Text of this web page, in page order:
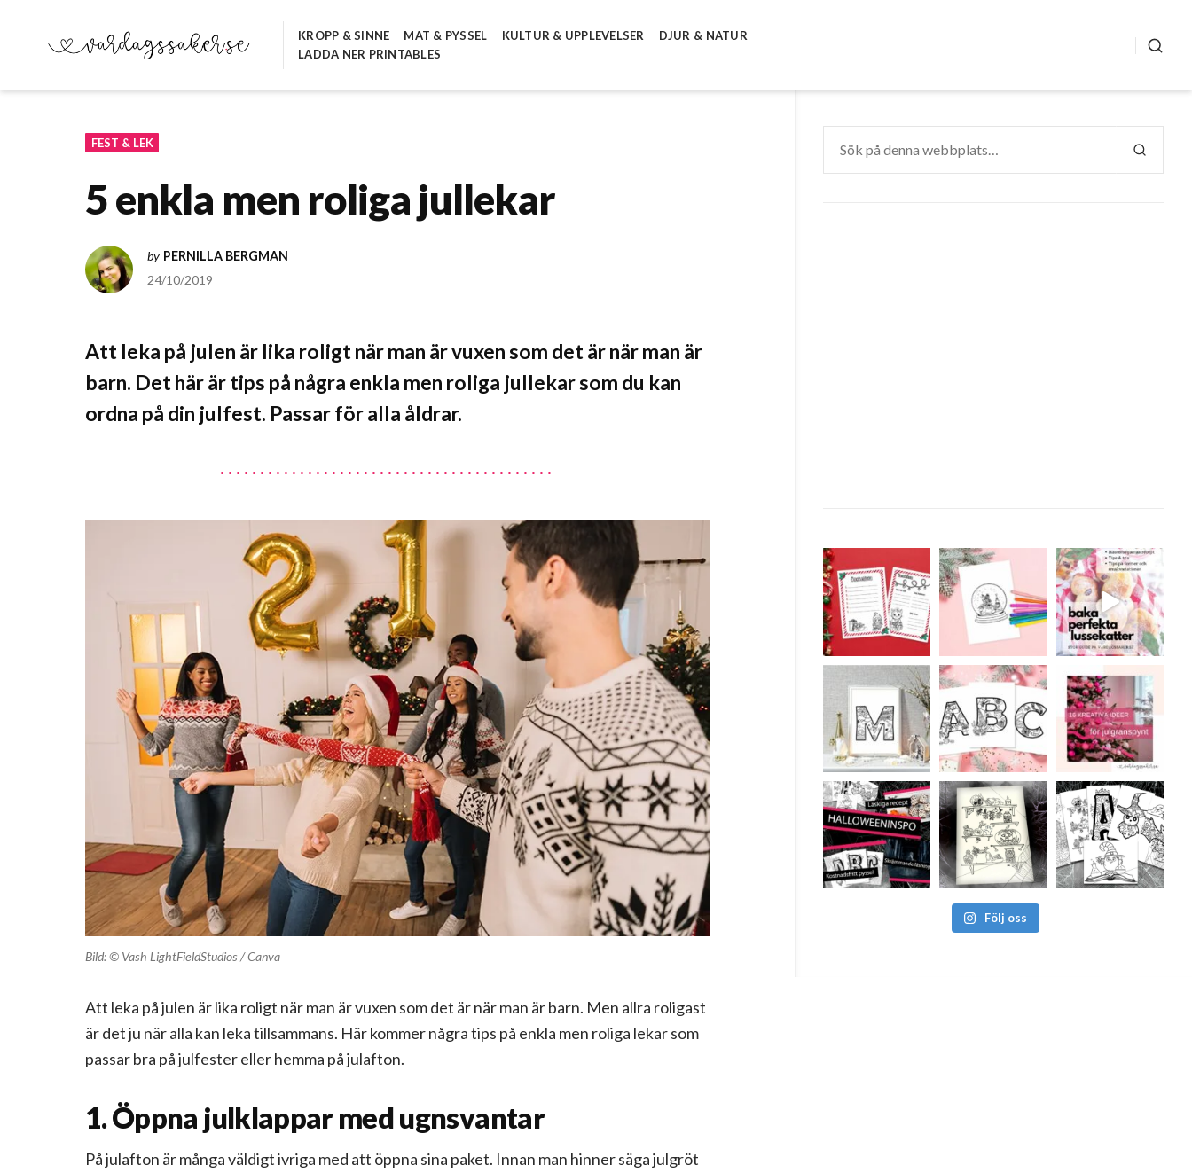
VARDAGSSAKER.SE
KROPP & SINNE MAT & PYSSEL KULTUR & UPPLEVELSER
DJUR & NATUR
LADDA NER PRINTABLES
FEST & LEK
5 enkla men roliga jullekar
by PERNILLA BERGMAN
24/10/2019
Att leka på julen är lika roligt när man är vuxen som det är när man är
barn. Det här är tips på några enkla men roliga jullekar som du kan
ordna på din julfest. Passar för alla åldrar.
Bild: © Vash LightFieldStudios / Canva
Att leka på julen är lika roligt när man är vuxen som det är när man är barn. Men allra roligast
är det ju när alla kan leka tillsammans. Här kommer några tips på enkla men roliga lekar som
passar bra på julfester eller hemma på julafton.
1. Öppna julklappar med ugnsvantar
På julafton är många väldigt ivriga med att öppna sina paket. Innan man hinner säga julgröt
efter:
SÖK
Följ oss